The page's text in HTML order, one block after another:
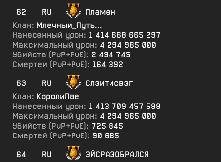
62
RU
Пламен
Клан: Млечный_Путь...
Нанесенный урон: 1 414 668 665 297
Максимальный урон: 4 294 965 000
Убийств (PvP+PvE): 2 494 745
Смертей (PvP+PvE): 164 392
63
RU
Слэйтисвэг
Клан: КоролиПве
Нанесенный урон: 1 413 709 457 588
Максимальный урон: 4 294 965 000
Убийств (PvP+PvE): 725 845
Смертей (PvP+PvE): 90 685
64
RU
ЭЙСРАЗОБРАЛСЯ